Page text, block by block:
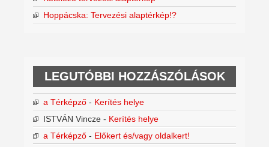
Hoppácska: Tervezési alaptérkép!?
LEGUTÓBBI HOZZÁSZÓLÁSOK
a Térképző - Kerítés helye
ISTVÁN Vincze - Kerítés helye
a Térképző - Előkert és/vagy oldalkert!